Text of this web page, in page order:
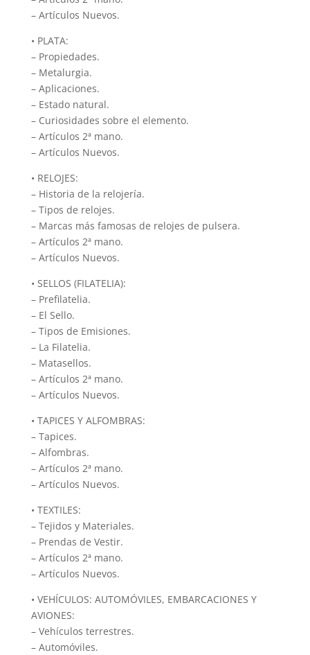
– Artículos Nuevos.
• PLATA:
– Propiedades.
– Metalurgia.
– Aplicaciones.
– Estado natural.
– Curiosidades sobre el elemento.
– Artículos 2ª mano.
– Artículos Nuevos.
• RELOJES:
– Historia de la relojería.
– Tipos de relojes.
– Marcas más famosas de relojes de pulsera.
– Artículos 2ª mano.
– Artículos Nuevos.
• SELLOS (FILATELIA):
– Prefilatelia.
– El Sello.
– Tipos de Emisiones.
– La Filatelia.
– Matasellos.
– Artículos 2ª mano.
– Artículos Nuevos.
• TAPICES Y ALFOMBRAS:
– Tapices.
– Alfombras.
– Artículos 2ª mano.
– Artículos Nuevos.
• TEXTILES:
– Tejidos y Materiales.
– Prendas de Vestir.
– Artículos 2ª mano.
– Artículos Nuevos.
• VEHÍCULOS: AUTOMÓVILES, EMBARCACIONES Y
AVIONES:
– Vehículos terrestres.
– Automóviles.